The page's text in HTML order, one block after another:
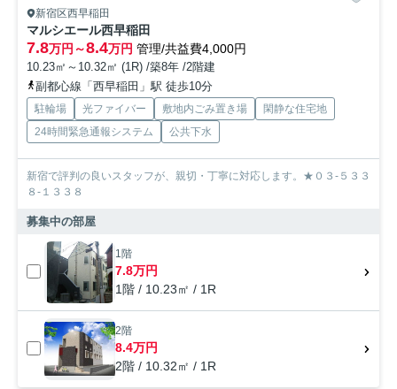
新宿区西早稲田
マルシエール西早稲田
7.8万円～8.4万円 管理/共益費4,000円
10.23㎡～10.32㎡ (1R) /築8年 /2階建
副都心線「西早稲田」駅 徒歩10分
駐輪場 光ファイバー 敷地内ごみ置き場
閑静な住宅地
24時間緊急通報システム
公共下水
新宿で評判の良いスタッフが、親切・丁寧に対応します。★０３-５３３
８-１３３８
募集中の部屋
1階
7.8万円
1階 / 10.23㎡ / 1R
2階
8.4万円
2階 / 10.32㎡ / 1R